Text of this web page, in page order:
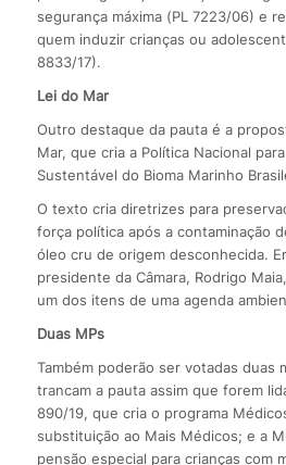
segurança máxima (PL 7223/06) e
quem induzir crianças ou
8833/17).
Lei do Mar
Outro destaque da pauta é a
Mar, que cria a Política Nacional
Sustentável do Bioma Marinho
O texto cria diretrizes para
força política após a contaminação
óleo cru de origem desconhecida.
presidente da Câmara, Rodrigo
um dos itens de uma agenda
Duas MPs
Também poderão ser votadas duas
trancam a pauta assim que forem
890/19, que cria o programa
substituição ao Mais Médicos; e a
pensão especial para crianças com